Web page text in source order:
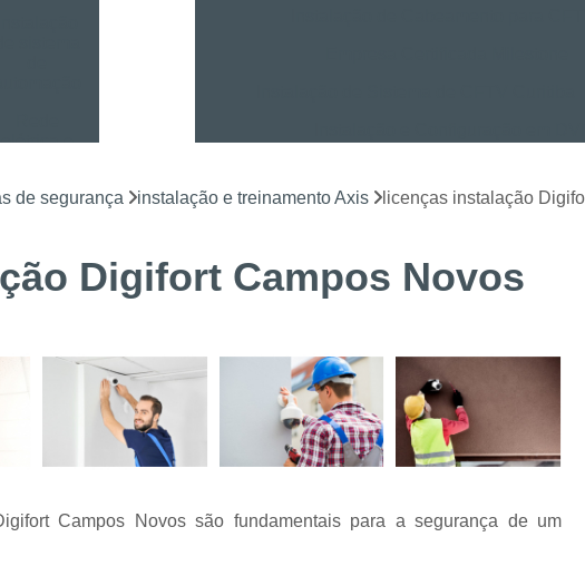
elétrica e
câmeras
Instalação LPR para CFTV
Licença
Alarme de Incêndio BOSCH Curitiba
Instalação e
Instalação e Manutenção de Bis BOSCH
Instalação e Manutenção de Catracas
Integração de Sistema de Controle
de segurança instalação e treinamento Axis licenças instalação
Digifort Campos Novos
Campos Novos são fundamentais para a segurança de um